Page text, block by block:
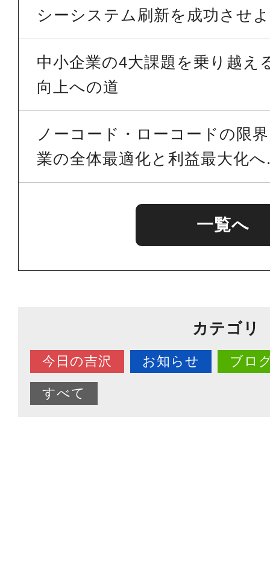
シーシステム刷新を成功させ
中小企業の4大課題を乗り越え
向上への道
ノーコード・ローコードの限
業の全体最適化と利益最大化
一覧へ
カテゴリ
今日の吉沢 お知らせ ブロ
すべて